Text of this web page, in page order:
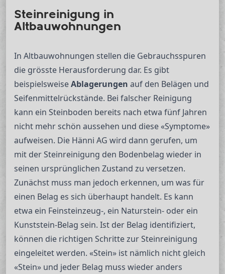
Steinreinigung in
Altbauwohnungen
In Altbauwohnungen stellen die Gebrauchsspuren
die grösste Herausforderung dar. Es gibt
beispielsweiseAblagerungen auf den Belägen und
Seifenmittelrückstände. Bei falscher Reinigung
kann ein Steinboden bereits nach etwa fünf Jahren
nicht mehr schön aussehen und diese «Symptome»
aufweisen. Die Hänni AG wird dann gerufen, um
mit der Steinreinigung den Bodenbelag wieder in
seinen ursprünglichen Zustand zu versetzen.
Zunächst muss man jedoch erkennen, um was für
einen Belag es sich überhaupt handelt. Es kann
etwa ein Feinsteinzeug-, ein Naturstein- oder ein
Kunststein-Belag sein. Ist der Belag identifiziert,
können die richtigen Schritte zur Steinreinigung
eingeleitet werden. «Stein» ist nämlich nicht gleich
«Stein» und jeder Belag muss wieder anders